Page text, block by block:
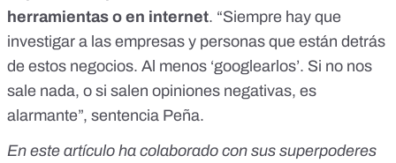
herramientas o en internet. “Siempre hay que
investigar a las empresas y personas que están detrás
de estos negocios. Al menos ‘googlearlos’. Si no nos
sale nada, o si salen opiniones negativas, es
alarmante”, sentencia Peña.
En este artículo ha colaborado con sus superpoderes